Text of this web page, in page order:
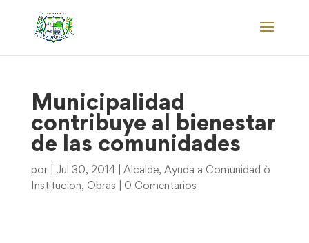
Municipalidad
contribuye al bienestar
de las comunidades
por Jul 30, 2014| Alcalde, Ayuda a Comunidad ò
Institucion, Obras 0 Comentarios